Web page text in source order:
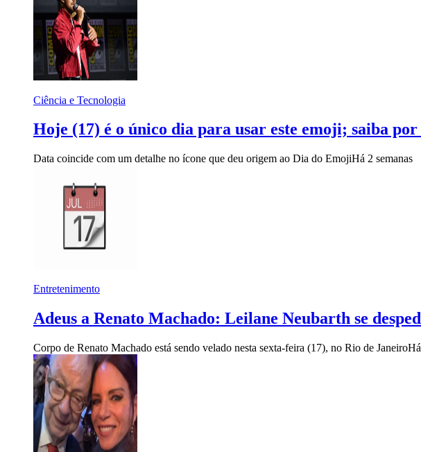
Ciência e Tecnologia
Hoje (17) é o único dia para usar este emoji; saiba por
Data coincide com um detalhe no ícone que deu origem ao Dia do EmojiHá 2 semanas
Entretenimento
Adeus a Renato Machado: Leilane Neubarth se
Corpo de Renato Machado está sendo velado nesta sexta-feira (17), no Rio de Janeiro